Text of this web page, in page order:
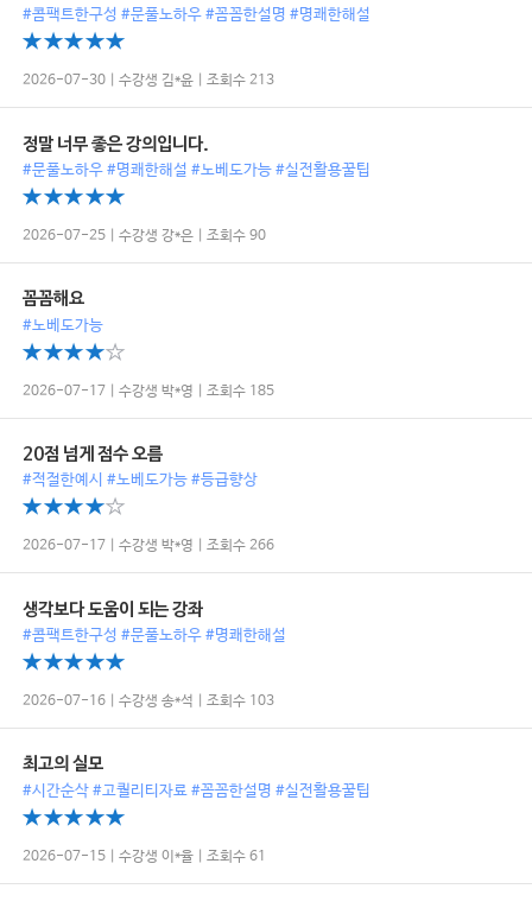
#콤팩트한구성 #문풀노하우 #꼼꼼한설명 #명쾌한해설
2026-07-30 | 수강생 김*윤 | 조회수 213
정말 너무 좋은 강의입니다.
#문풀노하우 #명쾌한해설 #노베도가능 #실전활용꿀팁
2026-07-25 | 수강생 강*은 | 조회수 90
꼼꼼해요
#노베도가능
2026-07-17 | 수강생 박*영 | 조회수 185
20점 넘게 점수 오름
#적절한예시 #노베도가능 #등급향상
2026-07-17 | 수강생 박*영 | 조회수 266
생각보다 도움이 되는 강좌
#콤팩트한구성 #문풀노하우 #명쾌한해설
2026-07-16 | 수강생 송*석 | 조회수 103
최고의 실모
#시간순삭 #고퀄리티자료 #꼼꼼한설명 #실전활용꿀팁
2026-07-15 | 수강생 이*율 | 조회수 61